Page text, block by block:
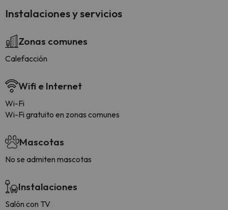
Instalaciones y servicios
Zonas comunes
Calefacción
Wifi e Internet
Wi-Fi
Wi-Fi gratuito en zonas comunes
Mascotas
No se admiten mascotas
Instalaciones
Salón con TV